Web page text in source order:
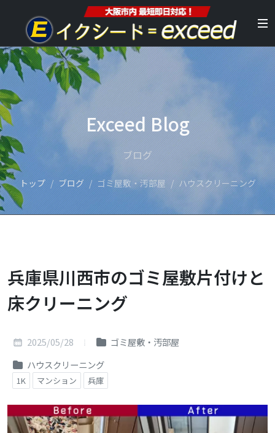
Exceed Blog
ブログ
トップ ブログ ゴミ屋敷・汚部屋 ハウスクリーニング
兵庫県川西市のゴミ屋敷片付けと
床クリーニング
2025/05/28
ゴミ屋敷・汚部屋
ハウスクリーニング
1K マンション 兵庫